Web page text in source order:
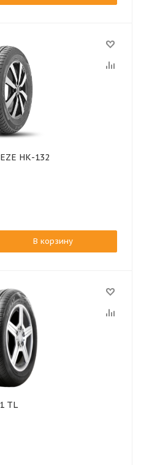
91 BREEZE НК-132
В корзину
TL